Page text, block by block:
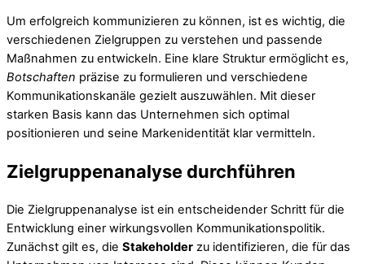
Um erfolgreich kommunizieren zu können, ist es wichtig, die
verschiedenen Zielgruppen zu verstehen und passende
Maßnahmen zu entwickeln. Eine klare Struktur ermöglicht es,
Botschaften präzise zu formulieren und verschiedene
Kommunikationskanäle gezielt auszuwählen. Mit dieser
starken Basis kann das Unternehmen sich optimal
positionieren und seine Markenidentität klar vermitteln.
Zielgruppenanalyse durchführen
Die Zielgruppenanalyse ist ein entscheidender Schritt für die
Entwicklung einer wirkungsvollen Kommunikationspolitik.
Zunächst gilt es, die Stakeholder zu identifizieren, die für das